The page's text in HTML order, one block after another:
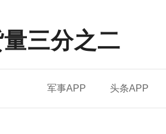
三分之二
军事APP 头条APP